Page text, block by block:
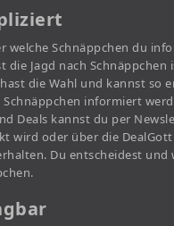
welche Schnäppchen du
die Jagd nach Schnäppchen
die Wahl und kannst so
informiert
Deals kannst du per
wird oder über die
Du entscheidest